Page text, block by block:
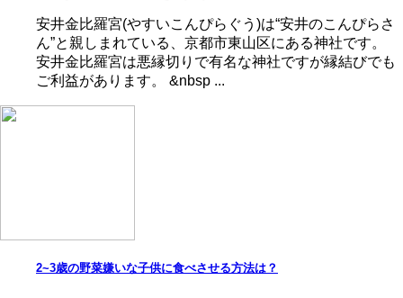
安井金比羅宮(やすいこんぴらぐう)は“安井のこんぴらさ
ん”と親しまれている、京都市東山区にある神社です。
安井金比羅宮は悪縁切りで有名な神社ですが縁結びでも
ご利益があります。 &nbsp ...
2~3歳の野菜嫌いな子供に食べさせる方法は？